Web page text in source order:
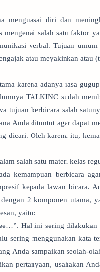
menguasai diri dan
salah satu faktor
verbal. Tujuan
atau meyakinkan atau
karena adanya rasa
TALKINC sudah
tujuan berbicara salah
Anda dituntut agar dapat
dicari. Oleh karena itu,
salah satu materi kelas
kemampuan berbicara
kepada lawan bicara.
2 komponen utama,
yaitu:
Hal ini sering dilakukan
sering menggunakan kata
Anda sampaikan seolah-
pertanyaan, usahakan